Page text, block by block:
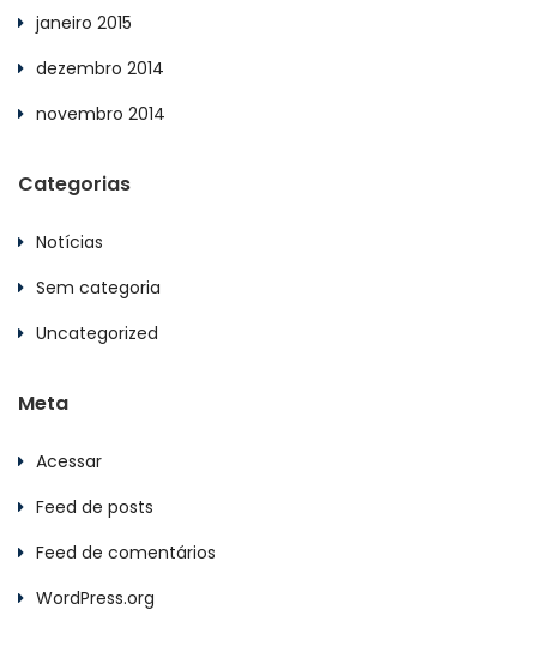
janeiro 2015
dezembro 2014
novembro 2014
Categorias
Notícias
Sem categoria
Uncategorized
Meta
Acessar
Feed de posts
Feed de comentários
WordPress.org